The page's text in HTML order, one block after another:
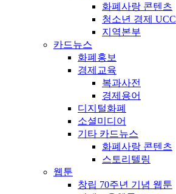
화폐사랑 콘텐츠
청소년 경제 UCC
지역본부
카드뉴스
화폐홍보
경제교육
복과사전
경제용어
디지털화폐
소셜미디어
기타 카드뉴스
화폐사랑 콘텐츠
스토리텔링
웹툰
창립 70주년 기념 웹툰